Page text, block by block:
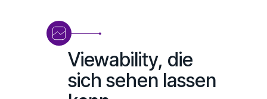
Viewability, die
sich sehen lassen